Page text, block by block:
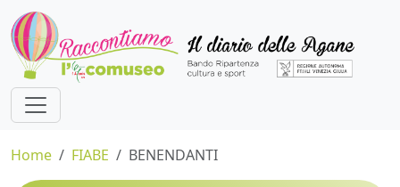
Home FIABE BENENDANTI